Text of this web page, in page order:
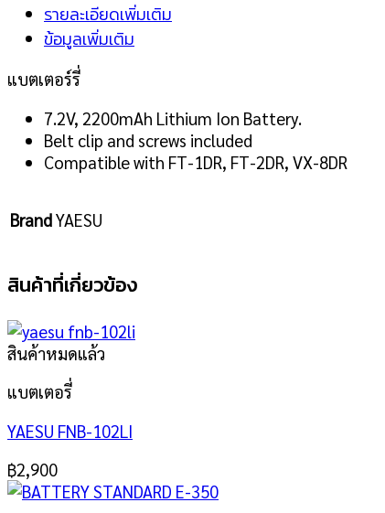
รายละเอียดเพิ่มเติม
ข้อมูลเพิ่มเติม
แบตเตอร์รี่
7.2V, 2200mAh Lithium Ion Battery.
Belt clip and screws included
Compatible with FT-1DR, FT-2DR, VX-8DR
BrandYAESU
สินค้าที่เกี่ยวข้อง
สินค้าหมดแล้ว
แบตเตอรี่
YAESU FNB-102LI
฿2,900